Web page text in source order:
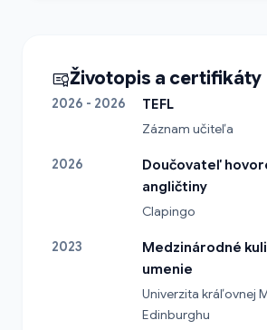
Životopis a certifikáty
2026 - 2026
TEFL
Záznam učiteľa
2026
Doučovateľ
angličtiny
Clapingo
2023
Medzinárodné
umenie
Univerzita kráľovnej
Edinburghu